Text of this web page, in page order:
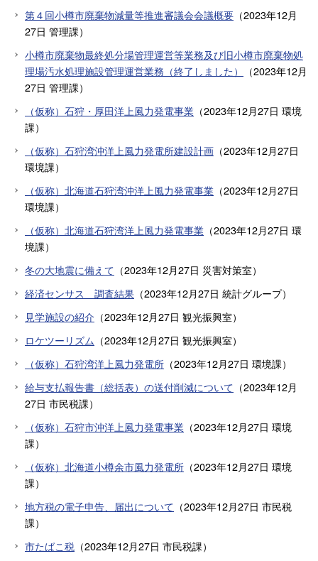
第４回小樽市廃棄物減量等推進審議会会議概要 （2023年12月
27日 管理課）
小樽市廃棄物最終処分場管理運営等業務及び旧小樽市廃棄物処
理場汚水処理施設管理運営業務（終了しました）
（2023年12月
27日 管理課）
（仮称）石狩・厚田洋上風力発電事業 （2023年12月27日 環境
課）
（仮称）石狩湾沖洋上風力発電所建設計画 （2023年12月27日
環境課）
（仮称）北海道石狩湾沖洋上風力発電事業 （2023年12月27日
環境課）
（仮称）北海道石狩湾洋上風力発電事業 （2023年12月27日 環
境課）
冬の大地震に備えて （2023年12月27日 災害対策室）
経済センサス 調査結果 （2023年12月27日 統計グループ）
見学施設の紹介 （2023年12月27日 観光振興室）
ロケツーリズム （2023年12月27日 観光振興室）
（仮称）石狩湾洋上風力発電所 （2023年12月27日 環境課）
給与支払報告書（総括表）の送付削減について （2023年12月
27日 市民税課）
（仮称）石狩市沖洋上風力発電事業 （2023年12月27日 環境
課）
（仮称）北海道小樽余市風力発電所 （2023年12月27日 環境
課）
地方税の電子申告、届出について （2023年12月27日 市民税
課）
市たばこ税 （2023年12月27日 市民税課）